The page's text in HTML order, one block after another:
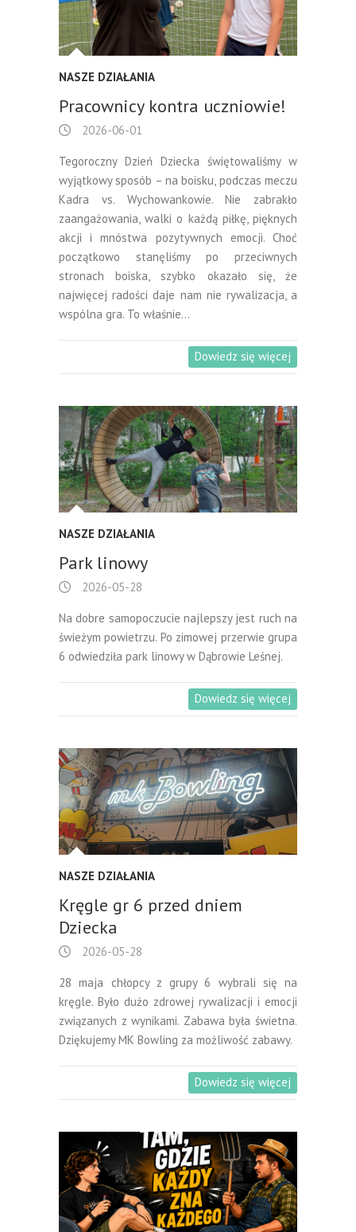
NASZE DZIAŁANIA
Pracownicy kontra uczniowie!
2026-06-01
Tegoroczny Dzień Dziecka świętowaliśmy w
wyjątkowy sposób – na boisku, podczas meczu
Kadra vs. Wychowankowie. Nie zabrakło
zaangażowania, walki o każdą piłkę, pięknych
akcji i mnóstwa pozytywnych emocji. Choć
początkowo stanęliśmy po przeciwnych
stronach boiska, szybko okazało się, że
najwięcej radości daje nam nie rywalizacja, a
wspólna gra. To właśnie…
Dowiedz się więcej
NASZE DZIAŁANIA
Park linowy
2026-05-28
Na dobre samopoczucie najlepszy jest ruch na
świeżym powietrzu. Po zimowej przerwie grupa
6 odwiedziła park linowy w Dąbrowie Leśnej.
Dowiedz się więcej
NASZE DZIAŁANIA
Kręgle gr 6 przed dniem
Dziecka
2026-05-28
28 maja chłopcy z grupy 6 wybrali się na
kręgle. Było dużo zdrowej rywalizacji i emocji
związanych z wynikami. Zabawa była świetna.
Dziękujemy MK Bowling za możliwość zabawy.
Dowiedz się więcej